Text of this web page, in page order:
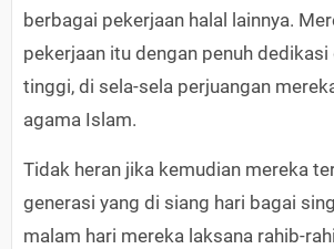
berbagai pekerjaan halal lainnya.
pekerjaan itu dengan penuh
tinggi, di sela-sela perjuangan
agama Islam.
Tidak heran jika kemudian mereka
generasi yang di siang hari bagai
malam hari mereka laksana rahib-